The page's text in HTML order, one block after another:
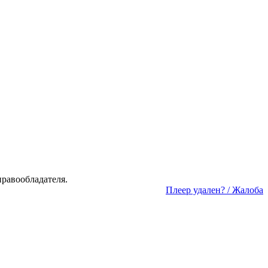
Пле­ер уда­лен? / Жа­ло­ба